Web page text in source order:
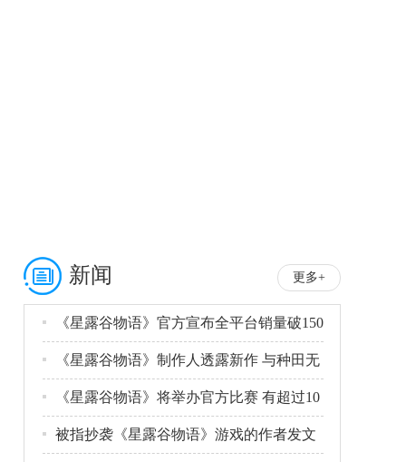
新闻 更多+
《星露谷物语》官方宣布全平台销量破150
《星露谷物语》制作人透露新作 与种田无
关
《星露谷物语》将举办官方比赛 有超过10
被指抄袭《星露谷物语》游戏的作者发文